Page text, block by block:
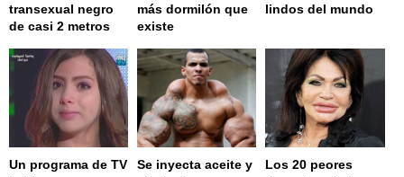
transexual negro
de casi 2 metros
más dormilón que
existe
lindos del mundo
Un programa de TV
Se inyecta aceite y
Los 20 peores